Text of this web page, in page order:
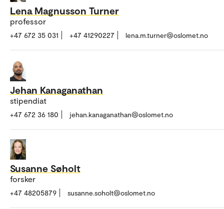
Lena Magnusson Turner
professor
+47 672 35 031 +47 41290227 lena.m.turner@oslomet.no
Jehan Kanaganathan
stipendiat
+47 672 36 180 jehan.kanaganathan@oslomet.no
Susanne Søholt
forsker
+47 48205879 susanne.soholt@oslomet.no